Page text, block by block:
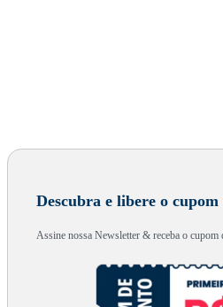
Descubra e libere o
Assine nossa Newsletter & receba o cupom